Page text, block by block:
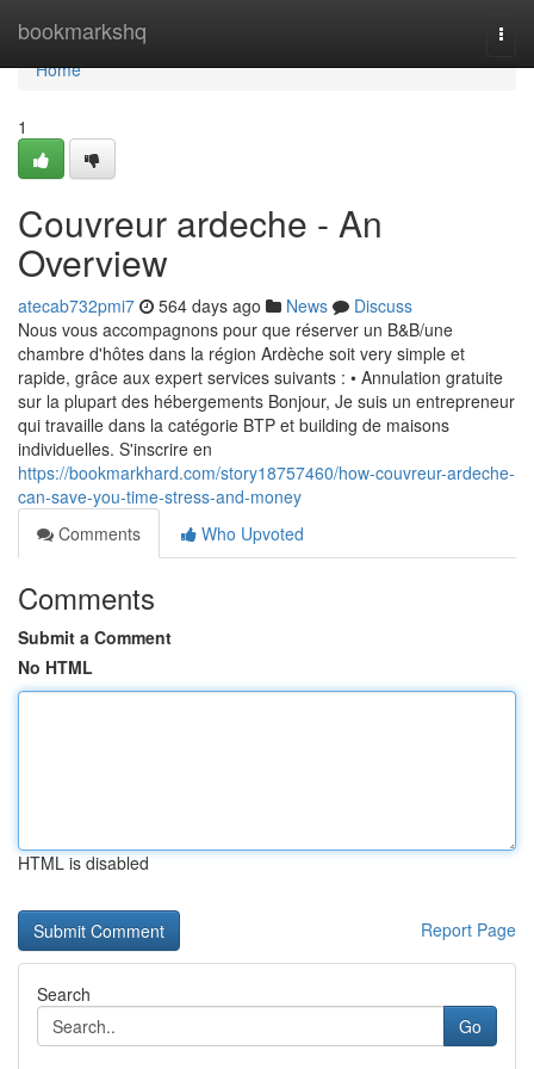
bookmarkshq
Home
Home
1
Couvreur ardeche - An
Overview
atecab732pmi7 564 days ago News
Discuss
Nous vous accompagnons pour que réserver un B&B/une
chambre d'hôtes dans la région Ardèche soit very simple et
rapide, grâce aux expert services suivants : • Annulation gratuite
sur la plupart des hébergements Bonjour, Je suis un entrepreneur
qui travaille dans la catégorie BTP et building de maisons
individuelles. S'inscrire en
https://bookmarkhard.com/story18757460/how-couvreur-ardeche-
can-save-you-time-stress-and-money
Comments
Who Upvoted
Comments
Submit a Comment
No HTML
HTML is disabled
Report Page
Search
Go